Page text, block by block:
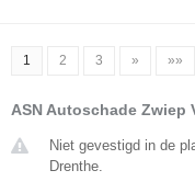
1 2 3 » »»
ASN Autoschade Zwiep
Niet gevestigd in de
Drenthe.